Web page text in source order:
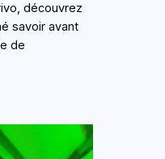
découvrez
savoir avant
de